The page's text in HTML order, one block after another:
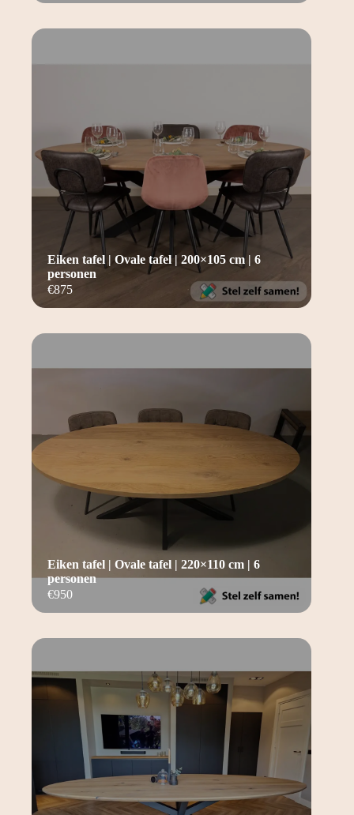
€875
Eiken tafel | Ovale tafel | 200×105 cm | 6
personen
€950
Eiken tafel | Ovale tafel | 220×110 cm | 6
personen